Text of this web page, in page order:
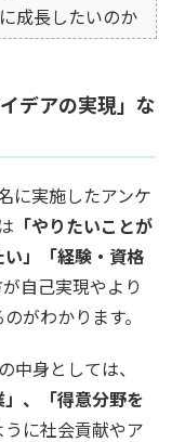
成長したいのか
デアの実現」な
に実施したアンケ
「やりたいことが
」「経験・資格
自己実現やより
がわかります。
中身としては、
」、「得意分野を
に社会貢献やア